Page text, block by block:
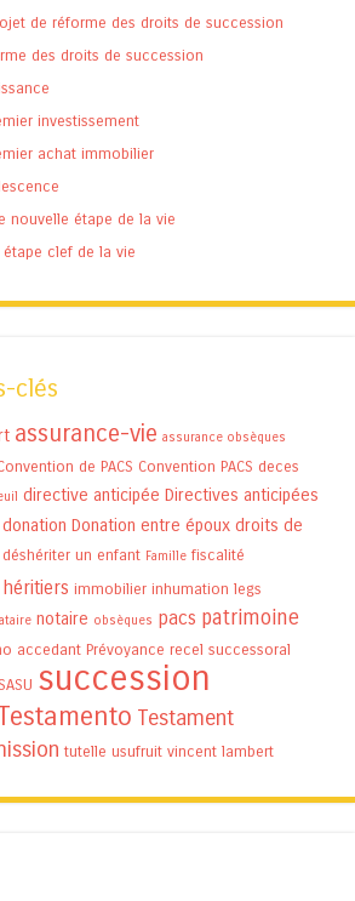
de réforme des droits de succession
des droits de succession
investissement
achat immobilier
nouvelle étape de la vie
clef de la vie
clés
assurance-vie assurance obsèques
de PACS Convention PACS deces
directive anticipée Directives anticipées
donation Donation entre époux droits de
déshériter un enfant Famille fiscalité
héritiers immobilier inhumation legs
notaire obsèques pacs patrimoine
accedant Prévoyance recel successoral
succession
Testament
tutelle usufruit vincent lambert